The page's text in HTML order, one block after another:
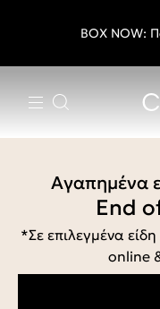
End of Season Deals:
Δωρεάν
Γίνε
BOX NOW:
Αγαπημένα
End
*Σε επιλεγμένα
online